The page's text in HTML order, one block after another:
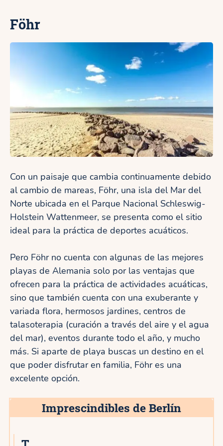
Föhr
Con un paisaje que cambia continuamente debido
al cambio de mareas, Föhr, una isla del Mar del
Norte ubicada en el Parque Nacional Schleswig-
Holstein Wattenmeer, se presenta como el sitio
ideal para la práctica de deportes acuáticos.
Pero Föhr no cuenta con algunas de las mejores
playas de Alemania solo por las ventajas que
ofrecen para la práctica de actividades acuáticas,
sino que también cuenta con una exuberante y
variada flora, hermosos jardines, centros de
talasoterapia (curación a través del aire y el agua
del mar), eventos durante todo el año, y mucho
más. Si aparte de playa buscas un destino en el
que poder disfrutar en familia, Föhr es una
excelente opción.
Imprescindibles de Berlín